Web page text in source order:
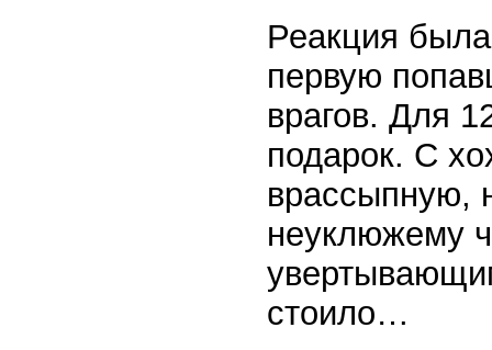
Реакция
первую
врагов. Для
подарок. С
врассыпную,
неуклюжему
стоило…